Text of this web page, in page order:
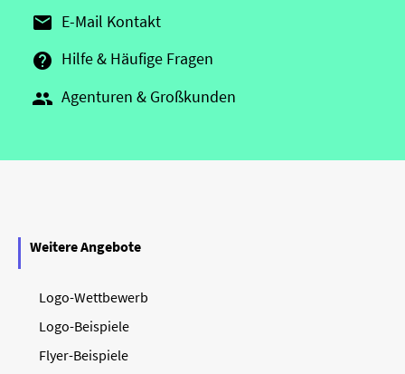
 E-Mail Kontakt
 Hilfe & Häufige Fragen
 Agenturen & Großkunden
Weitere Angebote
Logo-Wettbewerb
Logo-Beispiele
Flyer-Beispiele